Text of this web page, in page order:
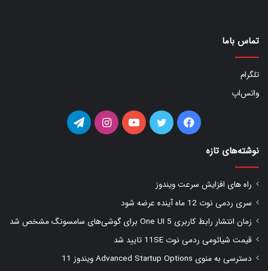
تماس باما
تلگرام
واتس‌اپ
فیس توییتر یوتیوب اینستاگرامتلگرام
نوشته‌های تازه
راه های افزایش سرعت ویندوز
سری ردمی نوت 12 ماه آینده عرضه شود
زمان انتشار رابط کاربری One UI 5 برای گوشی‌های سامسونگ مشخص شد
قیمت شیائومی ردمی نوت 11SE تایید شد
دسترسی به منوی Advanced Startup Options ویندوز 11